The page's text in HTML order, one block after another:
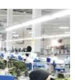
edildi.